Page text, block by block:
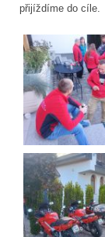
přijíždíme do cíle.